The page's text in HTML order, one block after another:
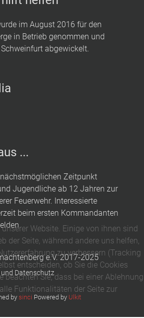
im August 2016 für den
in Betrieb genommen und
abgewickelt.
...
Zeitpunkt
Jugendliche ab 12 Jahren zur
Feuerwehr. Interessierte
beim ersten Kommandanten
e.V. 2017-2025
Datenschutz
bysinci Powered by Ulkit
Website. Einige von ihnen sind
der Seite, während andere uns helfen,
zu verbessern (Tracking
entscheiden, ob Sie die Cookies
beachten Sie, dass bei einer Ablehnung
Funktionalitäten der Seite zur